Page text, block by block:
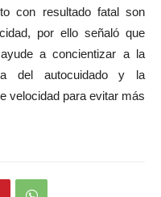
con resultado fatal son
por ello señaló que
a concientizar a la
del autocuidado y la
velocidad para evitar más